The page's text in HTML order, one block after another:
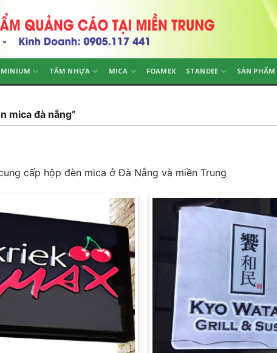
TẤM NHỰA MICA FOAMEX STANDEE SẢN
mica đà nẵng”
cấp hộp đèn mica ở Đà Nẵng và miền Trung